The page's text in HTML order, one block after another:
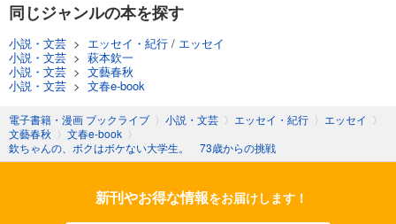
同じジャンルの本を探す
小説・文芸 > エッセイ・紀行 / エッセイ
小説・文芸 > 萩本欽一
小説・文芸 > 文藝春秋
小説・文芸 > 文春e-book
電子書籍・漫画 ブックライブ 〉 小説・文芸 〉 エッセイ・紀行 〉 エッセイ 〉
文藝春秋 〉 文春e-book 〉
欽ちゃんの、ボクはボケない大学生。 73歳からの挑戦
新刊やお得な情報をお届けします！